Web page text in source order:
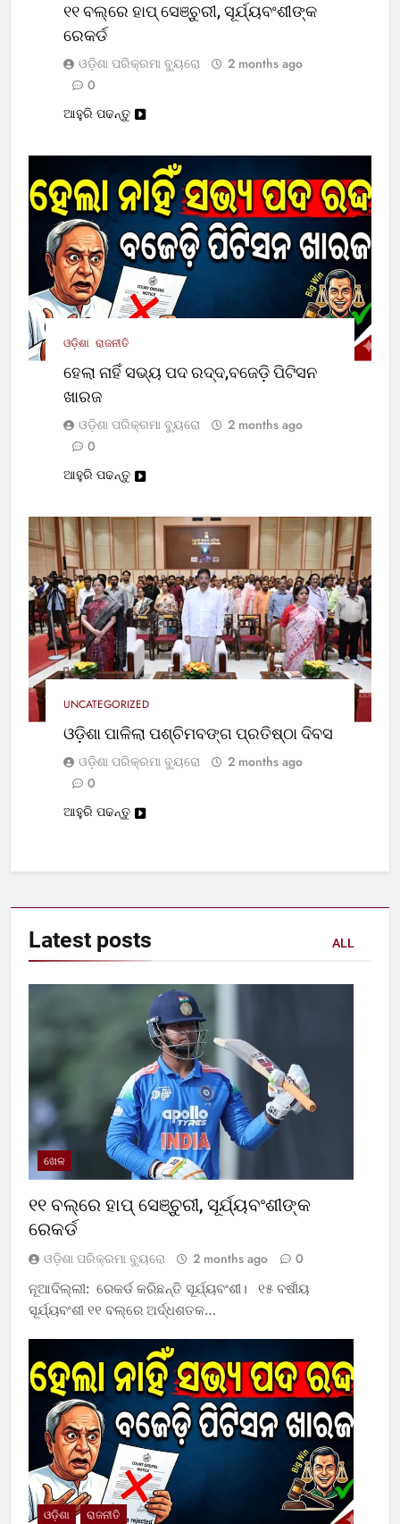
୧୧ ବଲ୍‌ରେ ହାପ୍ ସେଞ୍ଚୁରୀ, ସୂର୍ଯ୍ୟବଂଶୀଙ୍କ
ରେକର୍ଡ
ଓଡ଼ିଶା ପରିକ୍ରମା ବ୍ୟୁରୋ
2 months ago
0
ଆହୁରି ପଢନ୍ତୁ
ଓଡ଼ିଶା ରାଜନୀତି
ହେଲା ନାହିଁ ସଭ୍ୟ ପଦ ରଦ୍ଦ,ବଜେଡ଼ି ପିଟିସନ
ଖାରଜ
ଓଡ଼ିଶା ପରିକ୍ରମା ବ୍ୟୁରୋ
2 months ago
0
ଆହୁରି ପଢନ୍ତୁ
UNCATEGORIZED
ଓଡ଼ିଶା ପାଳିଲା ପଶ୍ଚିମବଙ୍ଗ ପ୍ରତିଷ୍ଠା ଦିବସ
ଓଡ଼ିଶା ପରିକ୍ରମା ବ୍ୟୁରୋ
2 months ago
0
ଆହୁରି ପଢନ୍ତୁ
Latest posts ALL
ଖେଳ
୧୧ ବଲ୍‌ରେ ହାପ୍ ସେଞ୍ଚୁରୀ, ସୂର୍ଯ୍ୟବଂଶୀଙ୍କ
ରେକର୍ଡ
ଓଡ଼ିଶା ପରିକ୍ରମା ବ୍ୟୁରୋ 2 months ago 0
ନୂଆଦିଲ୍ଲୀ: ରେକର୍ଡ କରିଛନ୍ତି ସୂର୍ଯ୍ୟବଂଶୀ। ୧୫ ବର୍ଷୀୟ
ସୂର୍ଯ୍ୟବଂଶୀ ୧୧ ବଲ୍‌ରେ ଅର୍ଦ୍ଧଶତକ…
ଓଡ଼ିଶା ରାଜନୀତି